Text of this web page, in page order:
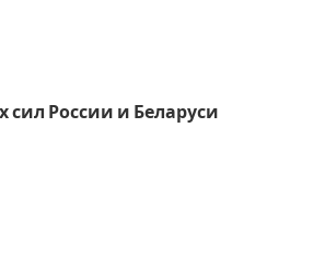
России и Беларуси